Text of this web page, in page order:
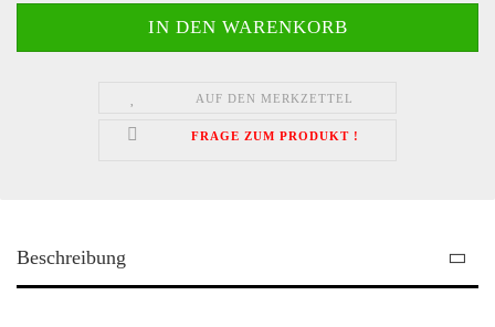
AUF DEN MERKZETTEL
FRAGE ZUM PRODUKT !
Beschreibung